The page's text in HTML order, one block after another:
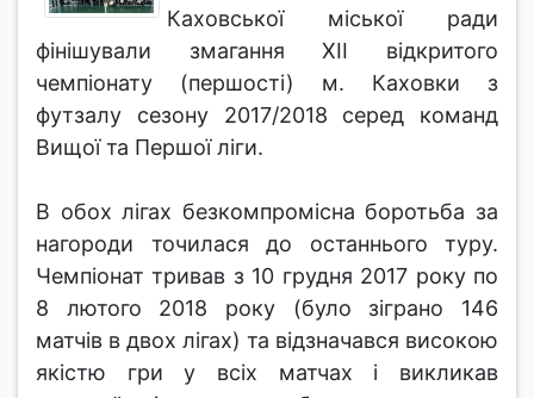
Каховської міської ради
фінішували змагання ХІІ відкритого
чемпіонату (першості) м. Каховки з
футзалу сезону 2017/2018 серед команд
Вищої та Першої ліги.
В обох лігах безкомпромісна боротьба за
нагороди точилася до останнього туру.
Чемпіонат тривав з 10 грудня 2017 року по
8 лютого 2018 року (було зіграно 146
матчів в двох лігах) та відзначався високою
якістю гри у всіх матчах і викликав